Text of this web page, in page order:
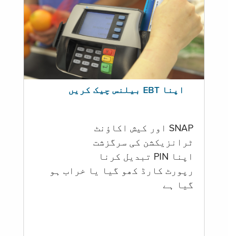
اپنا EBT بیلنس چیک کریں
SNAP اور کیش اکاؤنٹ
ٹرانزیکشن کی سرگزشت
اپنا PIN تبدیل کرنا
رپورٹ کارڈ کھو گیا یا خراب ہو
گيا ہے